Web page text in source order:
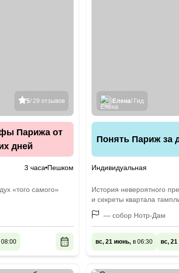
5/ 29 отзывов
Парижа от
дней
3 часа Пешком
«того самого»
08:00
Елена/ Гид
Понять Париж за
Индивидуальная
История невероятного
и секреты квартала
— собор Нотр-Дам
вс, 21 июнь, в 06:30 вс,